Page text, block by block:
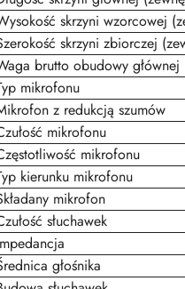
skrzyni wzorcowej
skrzyni zbiorczej
brutto obudowy głównej
mikrofonu
z redukcją szumów
mikrofonu
mikrofonu
kierunku mikrofonu
mikrofon
słuchawek
głośnika